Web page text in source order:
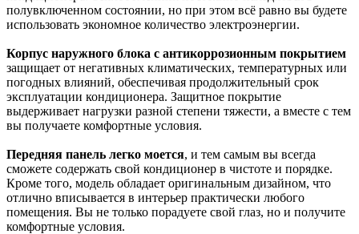
полувключенном состоянии, но при этом всё равно вы будете
использовать экономное количество электроэнергии.
Корпус наружного блока с антикоррозионным покрытием
защищает от негативных климатических, температурных или
погодных влияний, обеспечивая продолжительный срок
эксплуатации кондиционера. Защитное покрытие
выдерживает нагрузки разной степени тяжести, а вместе с тем
вы получаете комфортные условия.
Передняя панель легко моется, и тем самым вы всегда
сможете содержать свой кондиционер в чистоте и порядке.
Кроме того, модель обладает оригинальным дизайном, что
отлично вписывается в интерьер практически любого
помещения. Вы не только порадуете свой глаз, но и получите
комфортные условия.